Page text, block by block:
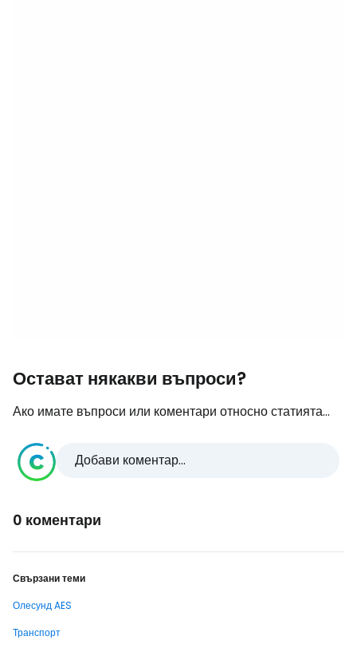
Остават някакви въпроси?
Ако имате въпроси или коментари относно статията...
Добави коментар...
0 коментари
Свързани теми
Олесунд AES
Транспорт